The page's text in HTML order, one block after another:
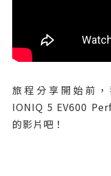
旅程分享開始前
IONIQ 5 EV600
的影片吧！